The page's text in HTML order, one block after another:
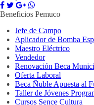
Beneficios Pemuco
Jefe de Campo
Aplicador de Bomba
Maestro Eléctrico
Vendedor
Renovación Beca
Oferta Laboral
Beca Ñuble Apuesta al
Taller de Jóvenes
Cursos Sence Cultura